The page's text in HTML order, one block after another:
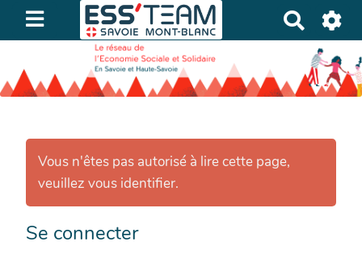
e
c
h
e
c
Vous n'êtes pas autorisé à lire cette page,
veuillez vous identifier.
Se connecter